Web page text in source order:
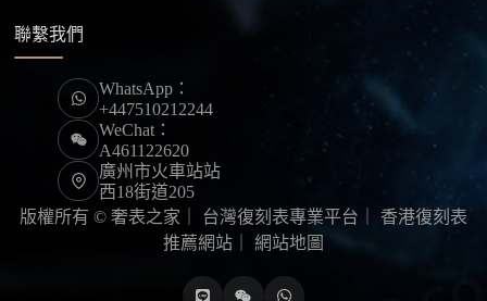
聯繫我們
WhatsApp：
+447510212244
WeChat：
A461122620
廣州市火車站站
西18街道205
版權所有 © 奢表之家｜ 台灣復刻表專業平台
香港復刻表
推薦網站｜ 網站地圖